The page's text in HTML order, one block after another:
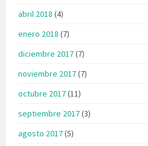
abril 2018 (4)
enero 2018 (7)
diciembre 2017(7)
noviembre 2017(7)
octubre 2017(11)
septiembre 2017(3)
agosto 2017(5)